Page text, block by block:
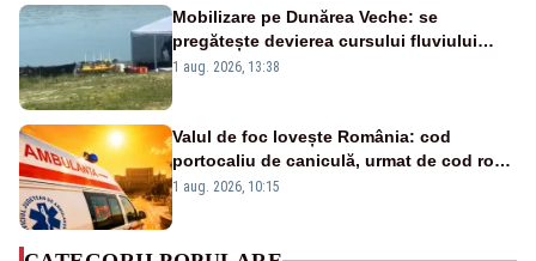
Mobilizare pe Dunărea Veche: se
pregătește devierea cursului fluviului
către Cernavodă – VIDEO
1 aug. 2026, 13:38
Valul de foc lovește România: cod
portocaliu de caniculă, urmat de cod roșu
duminică. Temperaturile urcă spre 40°C
1 aug. 2026, 10:15